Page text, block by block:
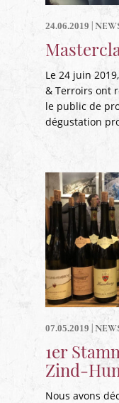
24.06.2019
Le 24 juin
& Terroirs ont
le public de
dégustation
07.05.2019
1er
Zind-
Nous avons